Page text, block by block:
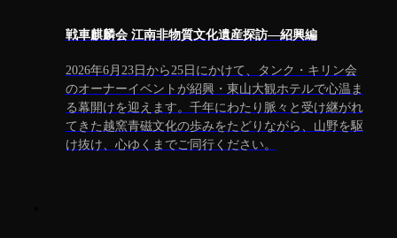
戦車麒麟会 江南非物質文化遺産探訪―紹興編
2026年6月23日から25日にかけて、タンク・キリン会
のオーナーイベントが紹興・東山大観ホテルで心温ま
る幕開けを迎えます。千年にわたり脈々と受け継がれ
てきた越窯青磁文化の歩みをたどりながら、山野を駆
け抜け、心ゆくまでご同行ください。